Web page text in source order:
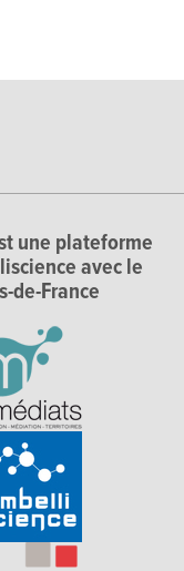
une plateforme
avec le
de-France